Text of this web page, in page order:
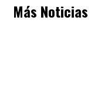
Más Noticias